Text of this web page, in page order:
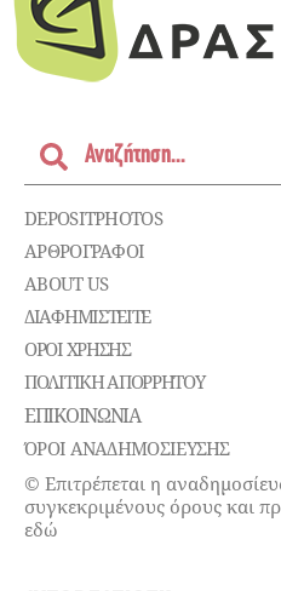
DEPOSITPHOTOS
ΑΡΘΡΟΓΡΑΦΟΙ
ABOUT US
ΔΙΑΦΗΜΙΣΤΕΊΤΕ
ΌΡΟΙ ΧΡΉΣΗΣ
ΠΟΛΙΤΙΚΉ ΑΠΟΡΡΉΤΟΥ
ΕΠΙΚΟΙΝΩΝΊΑ
ΌΡΟΙ ΑΝΑΔΗΜΟΣΙΕΥΣΗΣ
© Επιτρέπεται η
συγκεκριμένους όρους και
εδώ